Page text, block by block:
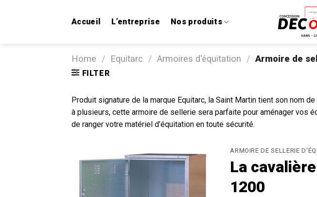
Accueil L’entreprise Nos produits
Home / Equitarc / Armoires d'équitation / Armoire de
FILTER
Produit signature de la marque Equitarc, la Saint Martin tient son nom
à plusieurs, cette armoire de sellerie sera parfaite pour aménager vos
de ranger votre matériel d’équitation en toute sécurité.
ARMOIRE DE SELLERIE
La cavalière
1200